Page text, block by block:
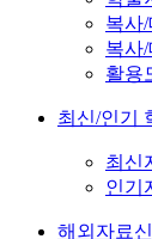
복사
복사
활용
최신/인기
최신
인기
해외자료